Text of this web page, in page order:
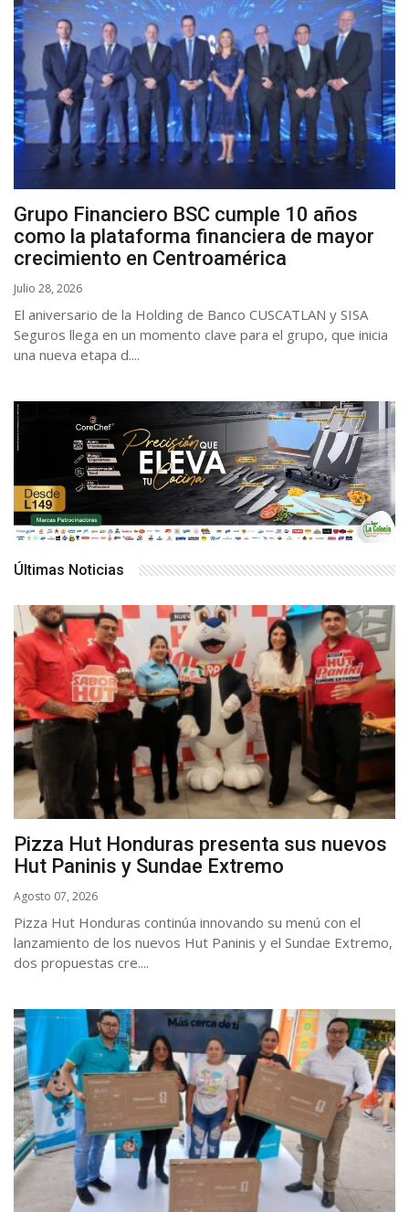
Grupo Financiero BSC cumple 10 años
como la plataforma financiera de mayor
crecimiento en Centroamérica
Julio 28, 2026
El aniversario de la Holding de Banco CUSCATLAN y SISA
Seguros llega en un momento clave para el grupo, que inicia
una nueva etapa d....
Últimas Noticias
Pizza Hut Honduras presenta sus nuevos
Hut Paninis y Sundae Extremo
Agosto 07, 2026
Pizza Hut Honduras continúa innovando su menú con el
lanzamiento de los nuevos Hut Paninis y el Sundae Extremo,
dos propuestas cre....